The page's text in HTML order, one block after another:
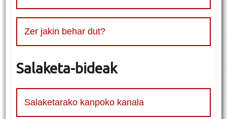
Zer jakin behar dut?
Salaketa-bideak
Salaketarako kanpoko kanala